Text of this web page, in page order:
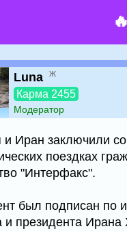
Luna ж
Карма 2455
Модератор
и Иран заключили
поездках
"Интерфакс".
был подписан по
и президента